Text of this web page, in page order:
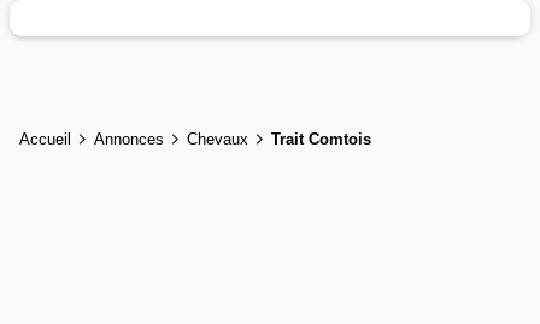
Accueil Annonces Chevaux Trait Comtois